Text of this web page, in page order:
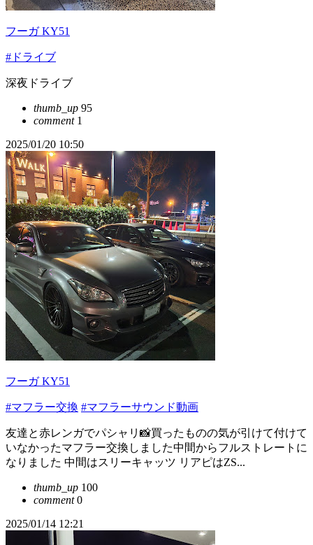
フーガ KY51
#ドライブ
深夜ドライブ
thumb_up 95
comment1
2025/01/20 10:50
フーガ KY51
#マフラー交換 #マフラーサウンド動画
友達と赤レンガでパシャリ📸買ったものの気が引けて付けて
いなかったマフラー交換しました中間からフルストレートに
なりました 中間はスリーキャッツ リアピはZS...
thumb_up 100
comment0
2025/01/14 12:21